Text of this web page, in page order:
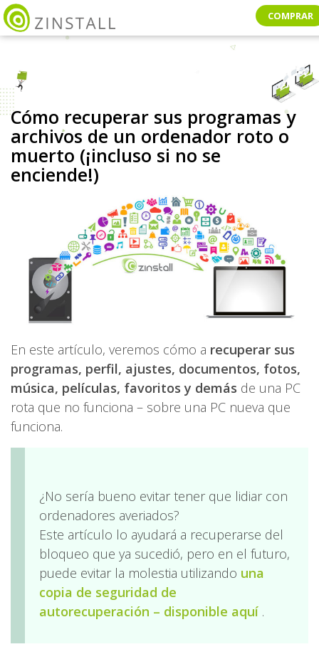
COMPRAR
Cómo recuperar sus programas y
archivos de un ordenador roto o
muerto (¡incluso si no se
enciende!)
En este artículo, veremos cómo a recuperar sus
programas, perfil, ajustes, documentos, fotos,
música, películas, favoritos y demás de una PC
rota que no funciona – sobre una PC nueva que
funciona.
¿No sería bueno evitar tener que lidiar con
ordenadores averiados?
Este artículo lo ayudará a recuperarse del
bloqueo que ya sucedió, pero en el futuro,
puede evitar la molestia utilizando una
copia de seguridad de
autorecuperación – disponible aquí .